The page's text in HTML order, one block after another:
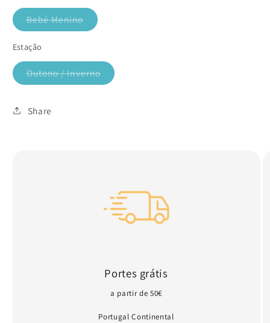
Bebé Menino
Variante
Estação
Outono / Inverno
Share
Portes grátis
a partir de 50€
Portugal Continental